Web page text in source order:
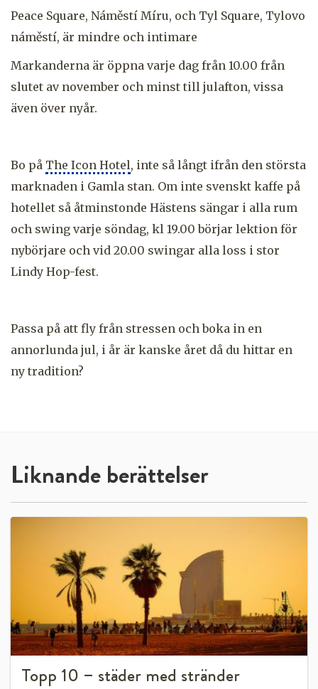
Peace Square, Náměstí Míru, och Tyl Square, Tylovo
náměstí, är mindre och intimare
Markanderna är öppna varje dag från 10.00 från
slutet av november och minst till julafton, vissa
även över nyår.
Bo på The Icon Hotel, inte så långt ifrån den största
marknaden i Gamla stan. Om inte svenskt kaffe på
hotellet så åtminstonde Hästens sängar i alla rum
och swing varje söndag, kl 19.00 börjar lektion för
nybörjare och vid 20.00 swingar alla loss i stor
Lindy Hop-fest.
Passa på att fly från stressen och boka in en
annorlunda jul, i år är kanske året då du hittar en
ny tradition?
Liknande berättelser
Topp 10 – städer med stränder